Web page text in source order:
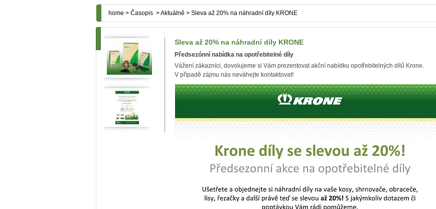
home > Časopis >Aktuálně > Sleva až 20% na náhradní díly KRONE
Sleva až 20% na náhradní díly KRONE
Předsezónní nabídka na opotřebitelné díly
Vážení zákazníci, dovolujeme si Vám prezentovat akční nabídku opotřebitelných dílů Krone.
V případě zájmu nás neváhejte kontaktovat!